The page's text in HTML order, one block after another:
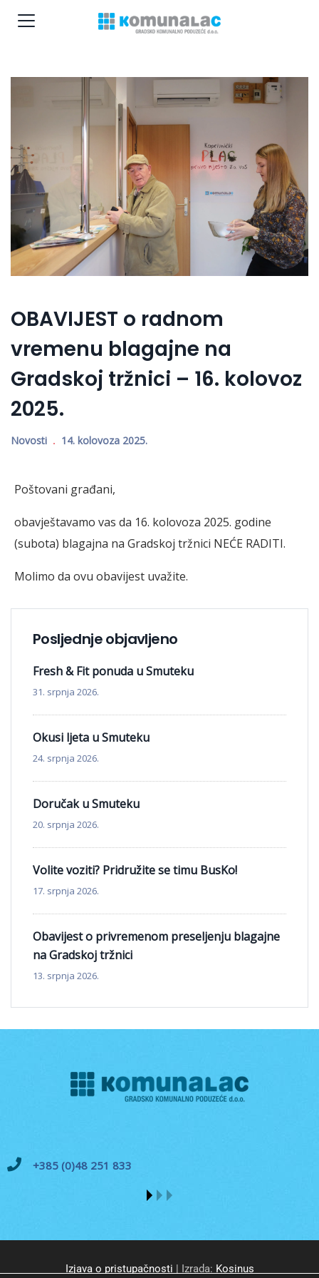
OBAVIJEST o radnom
vremenu blagajne na
Gradskoj tržnici – 16. kolovoz
2025.
Novosti 14. kolovoza 2025.
Poštovani građani,
obavještavamo vas da 16. kolovoza 2025. godine
(subota) blagajna na Gradskoj tržnici NEĆE RADITI.
Molimo da ovu obavijest uvažite.
Posljednje objavljeno
Fresh & Fit ponuda u Smuteku
31. srpnja 2026.
Okusi ljeta u Smuteku
24. srpnja 2026.
Doručak u Smuteku
20. srpnja 2026.
Volite voziti? Pridružite se timu BusKo!
17. srpnja 2026.
Obavijest o privremenom preseljenju blagajne
na Gradskoj tržnici
13. srpnja 2026.
+385 (0)48 251 833
Izjava o pristupačnosti | Izrada: Kosinus